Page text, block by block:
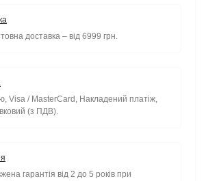
доставка – від 6999 грн.
Visa / MasterCard, Накладений платіж,
(з ПДВ).
гарантія від 2 до 5 років при